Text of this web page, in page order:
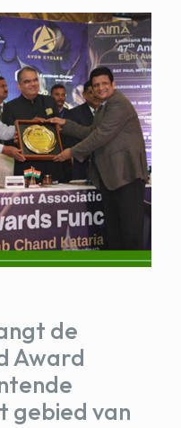
de
Award
gebied van